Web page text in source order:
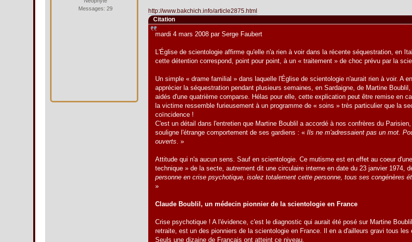
Messages: 29
http://www.bakchich.info/article2875.html
Citation
mardi 4 mars 2008 par Serge Faubert
L'Église de scientologie affirme qu'elle n'a rien à voir dans la récente séquestration, en
cette détention correspond, point pour point, à un « traitement » de choc prévu par la
Un simple « drame familial » dans laquelle l'Église de scientologie n'aurait rien à voir. A
apprécier la séquestration pendant plusieurs semaines, en Sardaigne, de Martine
aidés d'une quatrième comparse. Hélas pour elle, cette explication peut être remise en
la victime ressemble furieusement à un programme de « soins » très particulier que la
coïncidence !
C'est un détail dans l'entretien que Martine Boublil a accordé à nos confrères du
souligne l'étrange comportement de ses gardiens : «Ils ne m'adressaient pas un mot.
ouverts. »
Attitude qui n'a aucun sens. Sauf en scientologie. Ce mutisme est en effet au coeur
technique » de la secte, autrement dit une circulaire interne en date du 23 janvier 1974,
personne en crise psychotique, isolez totalement cette personne, tous ses congénères
»
Claude Boublil, un médecin pionnier de la scientologie en France
Crise psychotique ! A l'évidence, c'est le diagnostic qui aurait été posé sur Martine
retraite, est un des pionniers de la scientologie en France. Il en a d'ailleurs gravi tous
Seuls une dizaine de Français ont atteint ce niveau.